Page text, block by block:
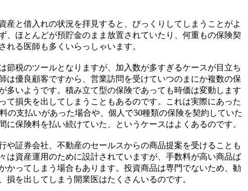
産と借入れの状況を拝見すると、びっくりしてしまうことがよ
、ほとんどが預貯金のまま放置されていたり、何重もの保険契
る医師も多くいらっしゃいます。
節税のツールとなりますが、加入数が多すぎるケースが目立ち
は優良顧客ですから、営業訪問を受けていつのまにか複数の保
多いようです。積み立て型の保険であっても時価は変動します
て損失を出してしまうこともあるのです。これは実際にあった
の支払いがあった場合や、個人で30種類の保険を契約していた
保険料を払い続けていた、というケースはよくあるのです。
や証券会社、不動産のセールスからの商品提案を受けることも
は資産運用のために設計されていますが、手数料が高い商品ば
かってしまう場合もあります。投資商品は専門でないため、勧
を出してしまう開業医はたくさんいるのです。